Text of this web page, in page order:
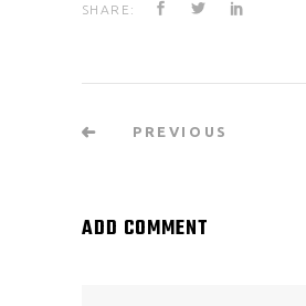
SHARE:
PREVIOUS
ADD COMMENT